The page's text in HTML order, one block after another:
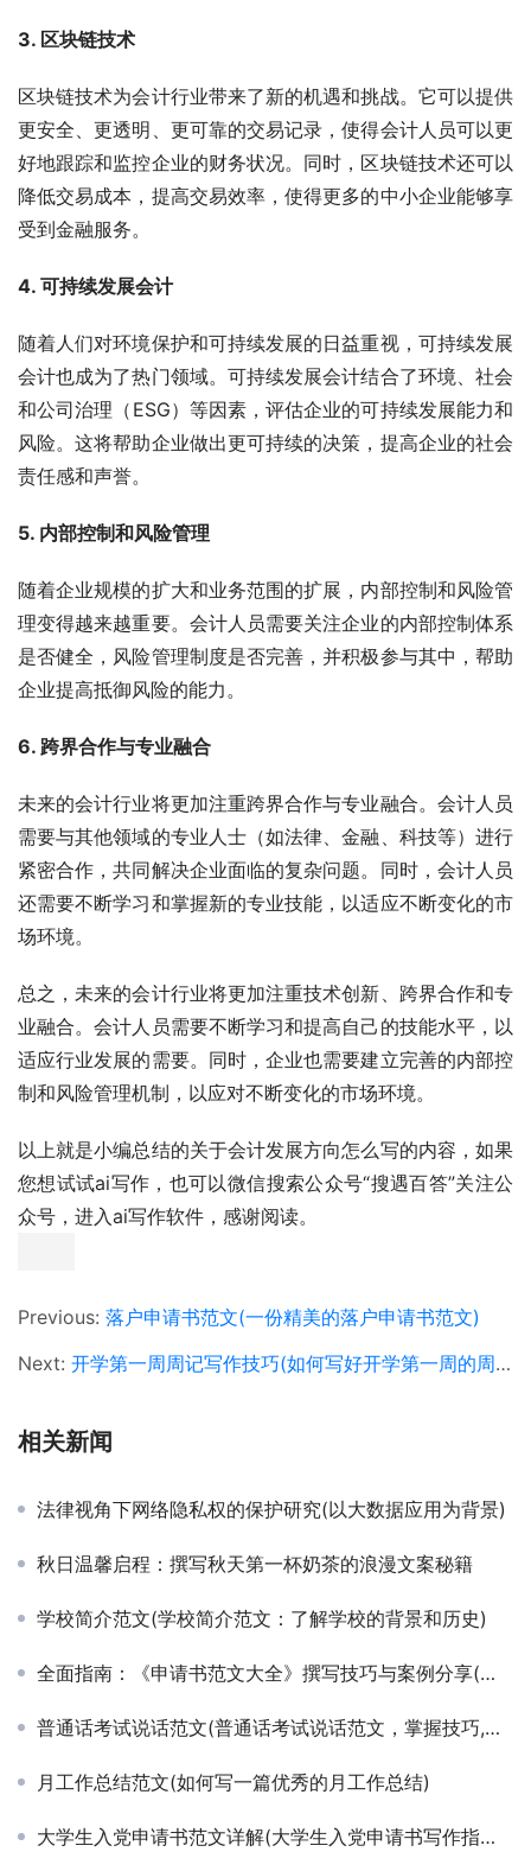
3. 区块链技术
区块链技术为会计行业带来了新的机遇和挑战。它可以提供
更安全、更透明、更可靠的交易记录，使得会计人员可以更
好地跟踪和监控企业的财务状况。同时，区块链技术还可以
降低交易成本，提高交易效率，使得更多的中小企业能够享
受到金融服务。
4. 可持续发展会计
随着人们对环境保护和可持续发展的日益重视，可持续发展
会计也成为了热门领域。可持续发展会计结合了环境、社会
和公司治理（ESG）等因素，评估企业的可持续发展能力和
风险。这将帮助企业做出更可持续的决策，提高企业的社会
责任感和声誉。
5. 内部控制和风险管理
随着企业规模的扩大和业务范围的扩展，内部控制和风险管
理变得越来越重要。会计人员需要关注企业的内部控制体系
是否健全，风险管理制度是否完善，并积极参与其中，帮助
企业提高抵御风险的能力。
6. 跨界合作与专业融合
未来的会计行业将更加注重跨界合作与专业融合。会计人员
需要与其他领域的专业人士（如法律、金融、科技等）进行
紧密合作，共同解决企业面临的复杂问题。同时，会计人员
还需要不断学习和掌握新的专业技能，以适应不断变化的市
场环境。
总之，未来的会计行业将更加注重技术创新、跨界合作和专
业融合。会计人员需要不断学习和提高自己的技能水平，以
适应行业发展的需要。同时，企业也需要建立完善的内部控
制和风险管理机制，以应对不断变化的市场环境。
以上就是小编总结的关于会计发展方向怎么写的内容，如果
您想试试ai写作，也可以微信搜索公众号“搜遇百答”关注公
众号，进入ai写作软件，感谢阅读。
Previous: 落户申请书范文(一份精美的落户申请书范文)
Next: 开学第一周周记写作技巧(如何写好开学第一周的周记)
相关新闻
法律视角下网络隐私权的保护研究(以大数据应用为背景)
秋日温馨启程：撰写秋天第一杯奶茶的浪漫文案秘籍
学校简介范文(学校简介范文：了解学校的背景和历史)
全面指南：《申请书范文大全》撰写技巧与案例分享(如何高效利用《申请书范文大全》提升申请成功率)
普通话考试说话范文(普通话考试说话范文，掌握技巧,轻松应考)
月工作总结范文(如何写一篇优秀的月工作总结)
大学生入党申请书范文详解(大学生入党申请书写作指南及范文展示)